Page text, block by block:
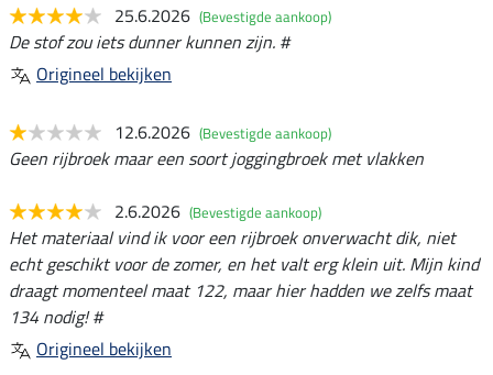
25.6.2026 (Bevestigde aankoop)
De stof zou iets dunner kunnen zijn. #
Origineel bekijken
12.6.2026 (Bevestigde aankoop)
Geen rijbroek maar een soort joggingbroek met vlakken
2.6.2026 (Bevestigde aankoop)
Het materiaal vind ik voor een rijbroek onverwacht dik, niet
echt geschikt voor de zomer, en het valt erg klein uit. Mijn kind
draagt momenteel maat 122, maar hier hadden we zelfs maat
134 nodig! #
Origineel bekijken